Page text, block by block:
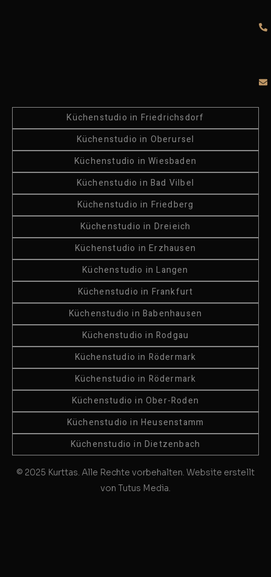
Küchenstudio in Friedrichsdorf
Küchenstudio in Oberursel
Küchenstudio in Wiesbaden
Küchenstudio in Bad Vilbel
Küchenstudio in Friedberg
Küchenstudio in Dreieich
Küchenstudio in Erzhausen
Küchenstudio in Langen
Küchenstudio in Frankfurt
Küchenstudio in Babenhausen
Küchenstudio in Rodgau
Küchenstudio in Rödermark
Küchenstudio in Rödermark
Küchenstudio in Ober-Roden
Küchenstudio in Heusenstamm
Küchenstudio in Dietzenbach
© 2025 Kurttas. Alle Rechte vorbehalten. Website erstellt
von Tutus Media.